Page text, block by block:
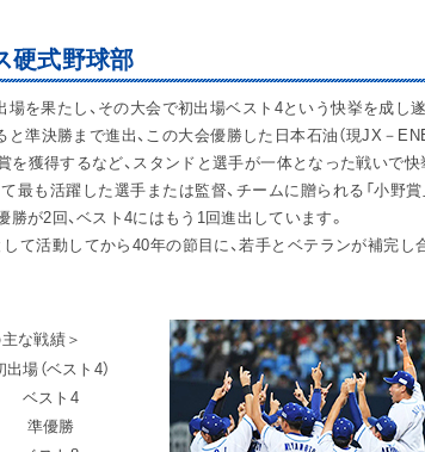
硬式野球部
を果たし、その大会で初出場ベスト4という快挙を成し
準決勝まで進出、この大会優勝した日本石油（現JX－
を獲得するなど、スタンドと選手が一体となった戦いで
最も活躍した選手または監督、チームに贈られる「小野賞
勝が2回、ベスト4にはもう1回進出しています。
して活動してから40年の節目に、若手とベテランが補完
な戦績＞
出場（ベスト4）
ベスト4
準優勝